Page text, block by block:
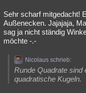
Sehr scharf mitgedacht!
Außenecken. Jajajaja,
sag ja nicht ständig
möchte -.-
Nicolaus schrieb:
Runde Quadrate sind
quadratische Kugeln.